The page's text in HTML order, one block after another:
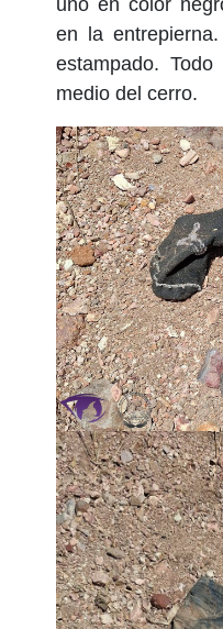
uno en color
en la
estampado.
medio del cerro.